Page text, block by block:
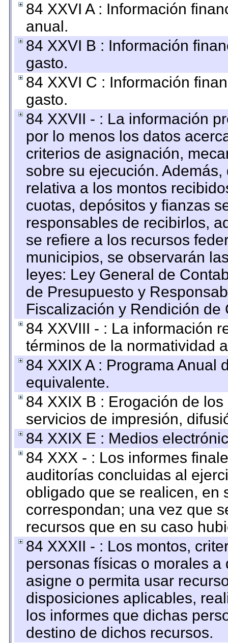
84 XXVI A : Información
anual.
84 XXVI B : Información
gasto.
84 XXVI C : Información
gasto.
84 XXVII - : La información
por lo menos los datos
criterios de asignación,
sobre su ejecución.
relativa a los montos
cuotas, depósitos y fianzas
responsables de recibirlos,
se refiere a los recursos
municipios, se observarán
leyes: Ley General de
de Presupuesto y
Fiscalización y Rendición
84 XXVIII - : La información
términos de la normatividad
84 XXIX A : Programa Anual
equivalente.
84 XXIX B : Erogación de
servicios de impresión,
84 XXIX E : Medios
84 XXX - : Los informes
auditorías concluidas al
obligado que se realicen, en
correspondan; una vez que
recursos que en su caso
84 XXXII - : Los montos,
personas físicas o morales
asigne o permita usar
disposiciones aplicables,
los informes que dichas
destino de dichos recursos.